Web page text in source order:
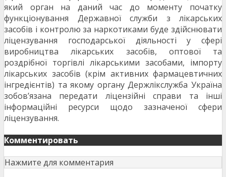
який орган на даний час до моменту початку
функціонування Державної служби з лікарських
засобів і контролю за наркотиками буде здійснювати
ліцензування господарської діяльності у сфері
виробництва лікарських засобів, оптової та
роздрібної торгівлі лікарськими засобами, імпорту
лікарських засобів (крім активних фармацевтичних
інгредієнтів) та якому органу Держлікслужба Україна
зобов’язана передати ліцензійні справи та інші
інформаційні ресурси щодо зазначеної сфери
ліцензування.
Комментировать
Нажмите для комментария